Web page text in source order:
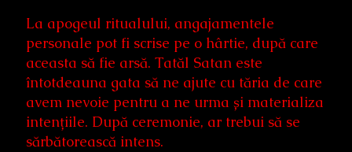
La apogeul ritualului, angajamentele
personale pot fi scrise pe o hârtie, după care
aceasta să fie arsă. Tatăl Satan este
întotdeauna gata să ne ajute cu tăria de care
avem nevoie pentru a ne urma și materializa
intențiile. După ceremonie, ar trebui să se
sărbătorească intens.